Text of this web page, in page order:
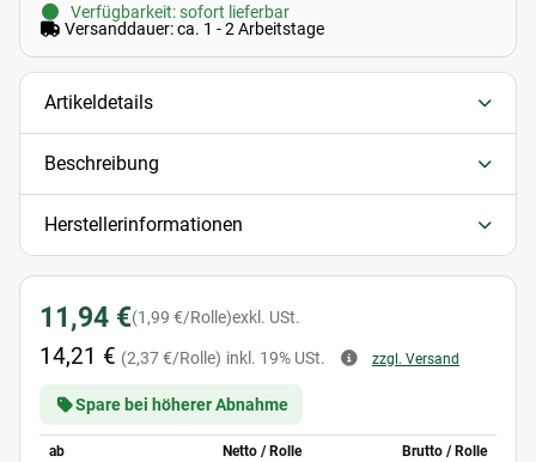
Verfügbarkeit: sofort lieferbar
Versanddauer: ca. 1 - 2 Arbeitstage
Artikeldetails
Beschreibung
Herstellerinformationen
11,94 €(1,99 €/Rolle)exkl. USt.
14,21 € (2,37 €/Rolle) inkl. 19% USt. zzgl. Versand
Spare bei höherer Abnahme
ab Netto / Rolle Brutto / Rolle